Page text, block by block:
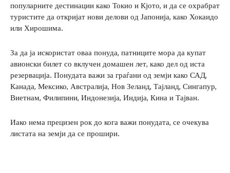
популарните дестинации како Токио и Кјото, и да се охрабрат
туристите да откријат нови делови од Јапонија, како Хокаидо
или Хирошима.
За да ја искористат оваа понуда, патниците мора да купат
авионски билет со вклучен домашен лет, како дел од иста
резервација. Понудата важи за граѓани од земји како САД,
Канада, Мексико, Австралија, Нов Зеланд, Тајланд, Сингапур,
Виетнам, Филипини, Индонезија, Индија, Кина и Тајван.
Иако нема прецизен рок до кога важи понудата, се очекува
листата на земји да се прошири.